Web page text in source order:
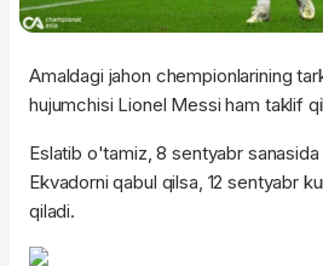
Amaldagi jahon chempionlarining
hujumchisi Lionel Messi ham taklif
Eslatib o'tamiz, 8 sentyabr
Ekvadorni qabul qilsa, 12 sentyabr
qiladi.